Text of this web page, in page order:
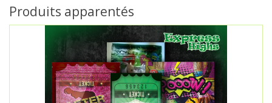
Produits apparentés